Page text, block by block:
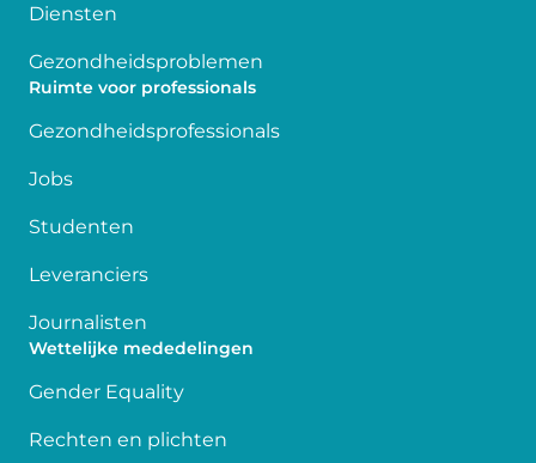
Diensten
Gezondheidsproblemen
Ruimte voor professionals
Gezondheidsprofessionals
Jobs
Studenten
Leveranciers
Journalisten
Wettelijke mededelingen
Gender Equality
Rechten en plichten